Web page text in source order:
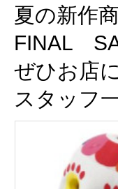
夏の新作
FINAL
ぜひお店
スタッフ